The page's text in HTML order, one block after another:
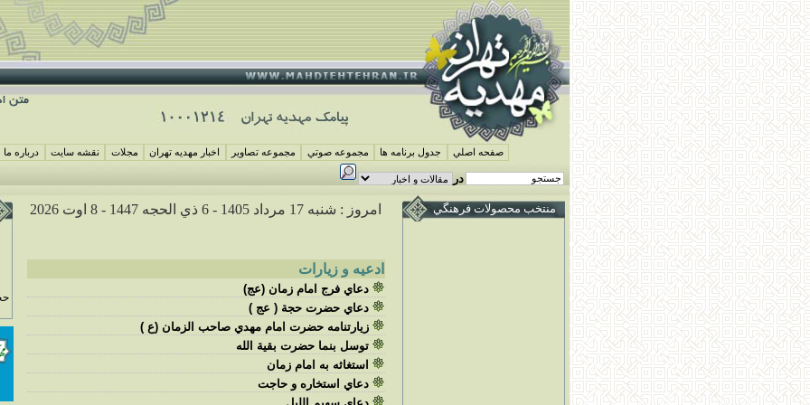
درباره ما نقشه سايت مجلات اخبار مهديه تهران مجموعه تصاوير مجموعه صوتي جدول برنامه ها صفحه اصلي
در
منتخب محصولات فرهنگي امروز : شنبه 17 مرداد 1405 - 8 اوت 2026
ادعيه و زيارات
دعاي فرج امام زمان (عج)
دعاي حضرت حجة ( عج )
زيارتنامه حضرت امام مهدي صاحب الزمان (ع )
توسل بنما حضرت بقية الله
استغاثه به امام زمان
دعاي استخاره و حاجت